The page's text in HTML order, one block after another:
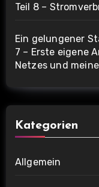
Teil 8 –
Ein gelungener
7 – Erste eigene
Netzes und
Kategorien
Allgemein